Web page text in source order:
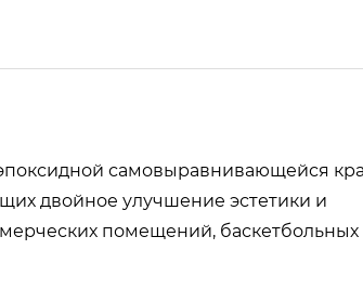
самовыравнивающейся
двойное улучшение эстетики и
помещений, баскетбольных